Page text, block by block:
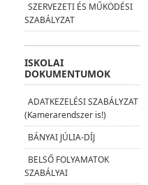
SZERVEZETI ÉS MŰKÖDÉSI
SZABÁLYZAT
ISKOLAI
DOKUMENTUMOK
ADATKEZELÉSI SZABÁLYZAT
(Kamerarendszer is!)
BÁNYAI JÚLIA-DÍJ
BELSŐ FOLYAMATOK
SZABÁLYAI